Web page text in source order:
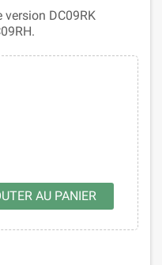
DC09RK
AU PANIER